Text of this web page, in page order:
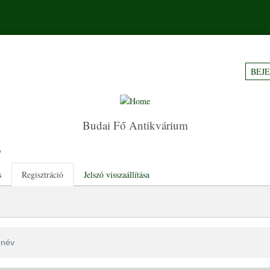
Budai Fő Antikvárium
Regisztráció Jelszó visszaállítása